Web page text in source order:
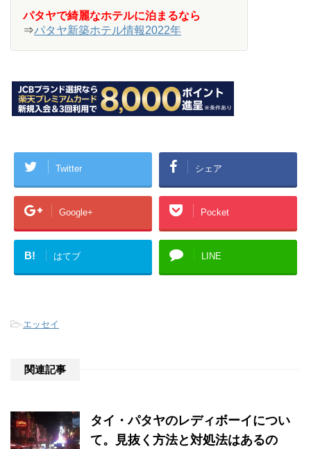
パタヤで綺麗なホテルに泊まるなら
⇒パタヤ新築ホテル情報2022年
Twitter シェア
Google+ Pocket
B! はてブ LINE
-エッセイ
関連記事
タイ・パタヤのレディボーイについ
て。見抜く方法と対処法はあるの